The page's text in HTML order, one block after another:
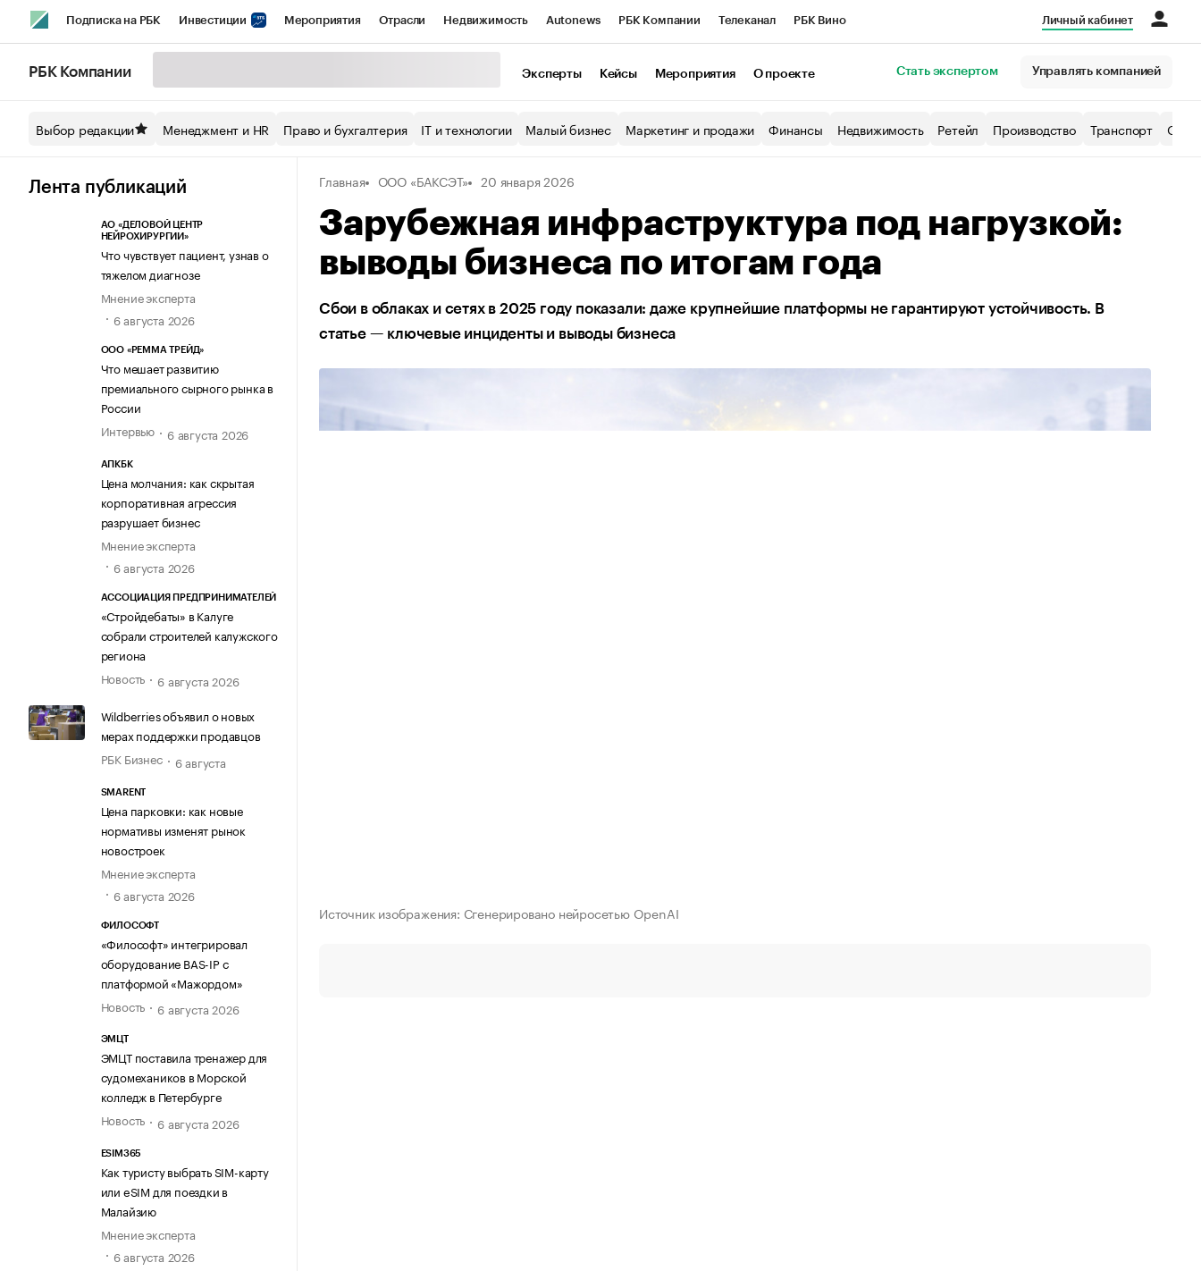
Подписка на РБК Инвестиции Мероприятия Отрасли Недвижимость Autonews РБК Компании Телеканал РБК Вино
Спецпроекты СПб Конференции СПб Спецпроекты Экономика Бизнес
Технологии и медиа Рынок наличной валюты
Личный кабинет
РБК Компании Эксперты Кейсы Мероприятия О проекте Стать экспертом Управлять компанией
Выбор редакции Менеджмент и HR Право и бухгалтерия IT и технологии Малый бизнес Маркетинг и продажи Финансы Недвижимость Ретейл Производство Транспорт
Лента публикаций
АО «ДЕЛОВОЙ ЦЕНТР
НЕЙРОХИРУРГИИ»
Что чувствует пациент, узнав о
тяжелом диагнозе
Мнение эксперта
6 августа 2026
ООО «РЕММА ТРЕЙД»
Что мешает развитию
премиального сырного рынка в
России
Интервью
6 августа 2026
АПКБК
Цена молчания: как скрытая
корпоративная агрессия
разрушает бизнес
Мнение эксперта
6 августа 2026
АССОЦИАЦИЯ ПРЕДПРИНИМАТЕЛЕЙ
«Стройдебаты» в Калуге
собрали строителей калужского
региона
Новость
6 августа 2026
Wildberries объявил о новых
мерах поддержки продавцов
РБК Бизнес
6 августа
SMARENT
Цена парковки: как новые
нормативы изменят рынок
новостроек
Мнение эксперта
6 августа 2026
ФИЛОСОФТ
«Философт» интегрировал
оборудование BAS-IP с
платформой «Мажордом»
Новость
6 августа 2026
ЭМЦТ
ЭМЦТ поставила тренажер для
судомехаников в Морской
колледж в Петербурге
Новость
6 августа 2026
ESIM365
Как туристу выбрать SIM-карту
или eSIM для поездки в
Малайзию
Мнение эксперта
6 августа 2026
Главная ООО «БАКСЭТ» 20 января 2026
Зарубежная инфраструктура под нагрузкой:
выводы бизнеса по итогам года
Сбои в облаках и сетях в 2025 году показали: даже крупнейшие платформы не гарантируют устойчивость. В
статье — ключевые инциденты и выводы бизнеса
Источник изображения: Сгенерировано нейросетью OpenAI